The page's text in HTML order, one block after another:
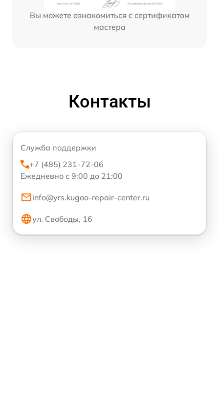
Вы можете ознакомиться с сертификатом
мастера
Контакты
Служба поддержки
+7 (485) 231-72-06
Ежедневно с 9:00 до 21:00
info@yrs.kugoo-repair-center.ru
ул. Свободы, 16